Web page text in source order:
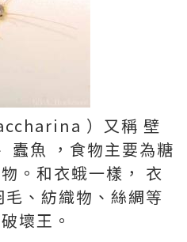
）又稱 壁
蠹魚 ，食物主要為糖
。和衣蛾一樣， 衣
、紡織物、絲綢等
壞王。